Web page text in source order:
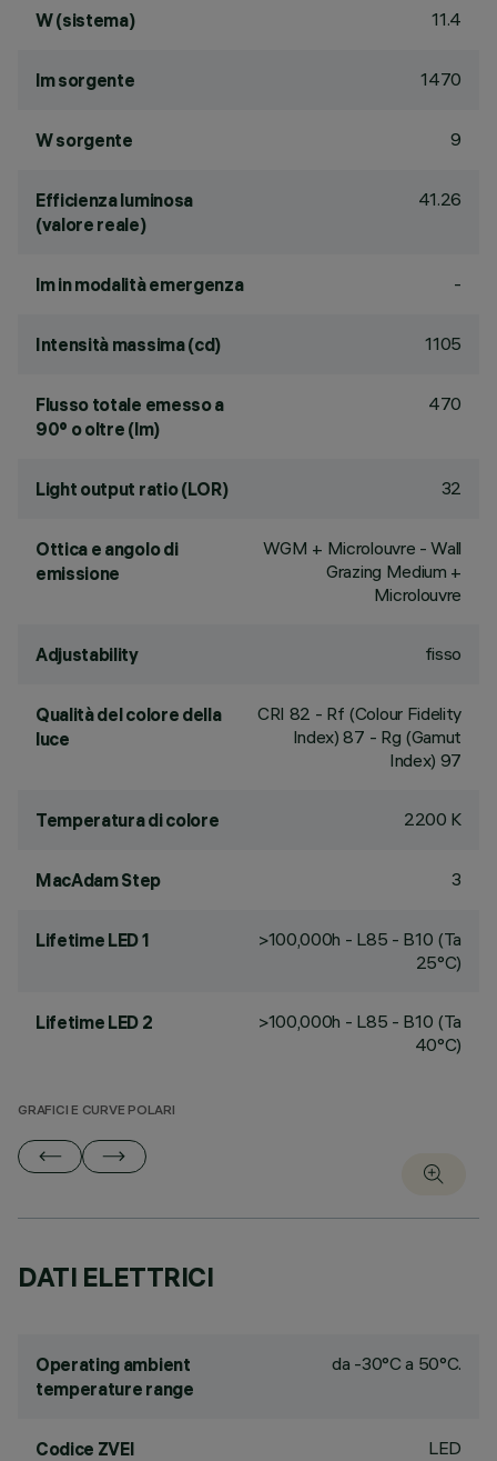
W (sistema) 11.4
lm sorgente 1470
W sorgente 9
Efficienza luminosa
(valore reale)
41.26
lm in modalità emergenza -
Intensità massima (cd) 1105
Flusso totale emesso a
90° o oltre (lm)
470
Light output ratio (LOR) 32
Ottica e angolo di
emissione
WGM + Microlouvre - Wall
Grazing Medium +
Microlouvre
Adjustability fisso
Qualità del colore della
luce
CRI 82 - Rf (Colour Fidelity
Index) 87 - Rg (Gamut
Index) 97
Temperatura di colore 2200 K
MacAdam Step 3
Lifetime LED 1
>100,000h - L85 - B10 (Ta
25°C)
Lifetime LED 2
>100,000h - L85 - B10 (Ta
40°C)
GRAFICI E CURVE POLARI
DATI ELETTRICI
Operating ambient
temperature range
da -30°C a 50°C.
Codice ZVEI LED